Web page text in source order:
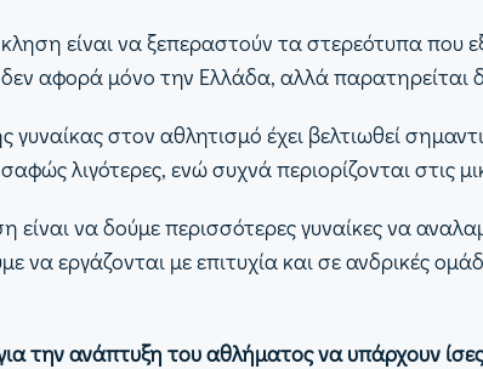
είναι να ξεπεραστούν τα στερεότυπα που
αφορά μόνο την Ελλάδα, αλλά παρατηρείται
στον αθλητισμό έχει βελτιωθεί
λιγότερες, ενώ συχνά περιορίζονται στις
είναι να δούμε περισσότερες γυναίκες να
να εργάζονται με επιτυχία και σε
την ανάπτυξη του αθλήματος να υπάρχουν